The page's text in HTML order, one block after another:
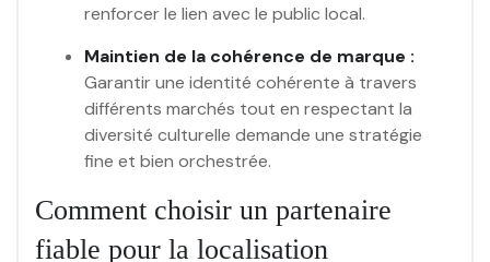
renforcer le lien avec le public local.
Maintien de la cohérence de marque :
Garantir une identité cohérente à travers
différents marchés tout en respectant la
diversité culturelle demande une stratégie
fine et bien orchestrée.
Comment choisir un partenaire
fiable pour la localisation